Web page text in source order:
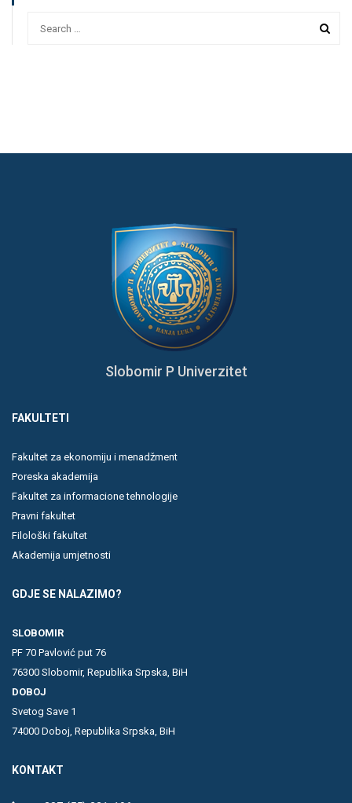
Slobomir P Univerzitet
FAKULTETI
Fakultet za ekonomiju i menadžment
Poreska akademija
Fakultet za informacione tehnologije
Pravni fakultet
Filološki fakultet
Akademija umjetnosti
GDJE SE NALAZIMO?
SLOBOMIR
PF 70 Pavlović put 76
76300 Slobomir, Republika Srpska, BiH
DOBOJ
Svetog Save 1
74000 Doboj, Republika Srpska, BiH
KONTAKT